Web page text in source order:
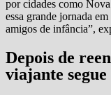
por cidades como
essa grande jornada
amigos de infância”,
Depois de
viajante